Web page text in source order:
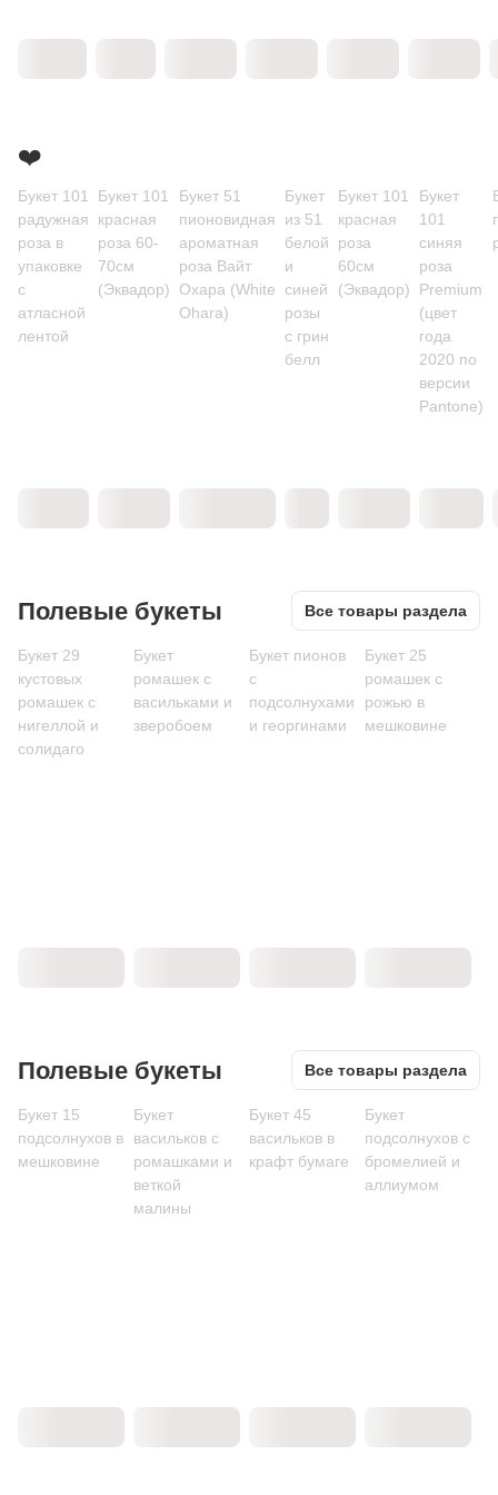
❤️
Букет 101
радужная
роза в
упаковке
с
атласной
лентой
Букет 101
красная
роза 60-
70см
(Эквадор)
Букет 51
пионовидная
ароматная
роза Вайт
Охара (White
Ohara)
Букет
из 51
белой
и
синей
розы
с грин
белл
Букет 101
красная
роза
60см
(Эквадор)
Букет
101
синяя
роза
Premium
(цвет
года
2020 по
версии
Pantone)
Полевые букеты Все товары раздела
Букет 29
кустовых
ромашек с
нигеллой и
солидаго
Букет
ромашек с
васильками и
зверобоем
Букет пионов
с
подсолнухами
и георгинами
Букет 25
ромашек с
рожью в
мешковине
Полевые букеты Все товары раздела
Букет 15
подсолнухов в
мешковине
Букет
васильков с
ромашками и
веткой
малины
Букет 45
васильков в
крафт бумаге
Букет
подсолнухов с
бромелией и
аллиумом